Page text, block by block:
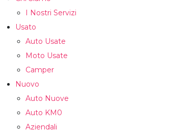
I Nostri Servizi
Usato
Auto Usate
Moto Usate
Camper
Nuovo
Auto Nuove
Auto KM0
Aziendali